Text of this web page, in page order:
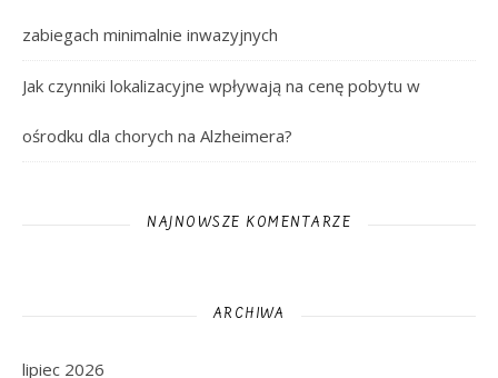
zabiegach minimalnie inwazyjnych
Jak czynniki lokalizacyjne wpływają na cenę pobytu w
ośrodku dla chorych na Alzheimera?
NAJNOWSZE KOMENTARZE
ARCHIWA
lipiec 2026